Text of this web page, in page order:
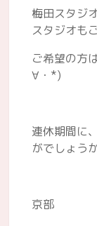
梅田スタジ
スタジオも
ご希望の方
∀・*)
連休期間に
がでしょう
京部